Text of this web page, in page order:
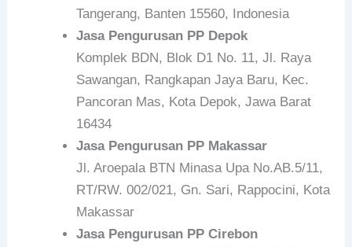
Tangerang, Banten 15560, Indonesia
Jasa Pengurusan PP Depok
Komplek BDN, Blok D1 No. 11, Jl. Raya
Sawangan, Rangkapan Jaya Baru, Kec.
Pancoran Mas, Kota Depok, Jawa Barat
16434
Jasa Pengurusan PP Makassar
Jl. Aroepala BTN Minasa Upa No.AB.5/11,
RT/RW. 002/021, Gn. Sari, Rappocini, Kota
Makassar
Jasa Pengurusan PP Cirebon